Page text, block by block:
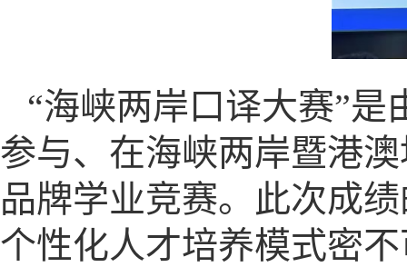
“海峡两岸口译大赛”
参与、在海峡两岸暨港
品牌学业竞赛。此次成
个性化人才培养模式密